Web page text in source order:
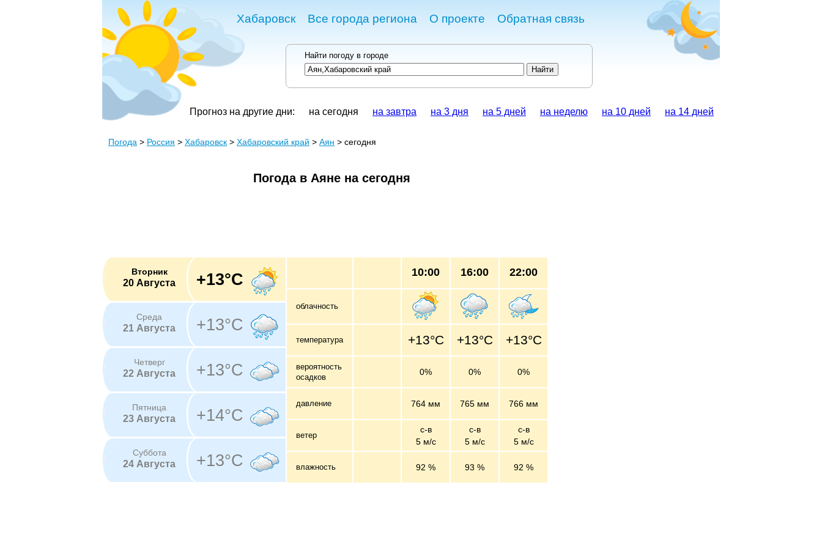
Хабаровск Все города региона О проекте Обратная связь
Найти погоду в городе
Прогноз на другие дни: на сегодня на завтра на 3 дня на 5 дней на неделю на 10 дней на 14 дней
Погода > Россия > Хабаровск > Хабаровский край > Аян > сегодня
Погода в Аяне на сегодня
Вторник
20 Августа +13°C
Среда
21 Августа +13°C
Четверг
22 Августа +13°C
Пятница
23 Августа +14°C
Суббота
24 Августа +13°C
10:00 16:00 22:00
облачность
температура +13°C +13°C +13°C
вероятность
осадков
0% 0% 0%
давление 764 мм 765 мм 766 мм
ветер
с-в
5 м/c
с-в
5 м/c
с-в
5 м/c
влажность 92 % 93 % 92 %